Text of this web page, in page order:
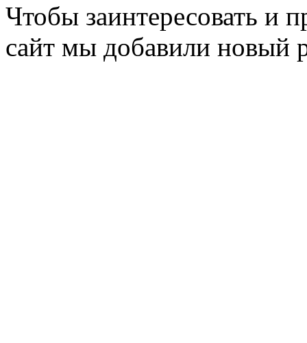
Чтобы заинтересовать и
сайт мы добавили новый